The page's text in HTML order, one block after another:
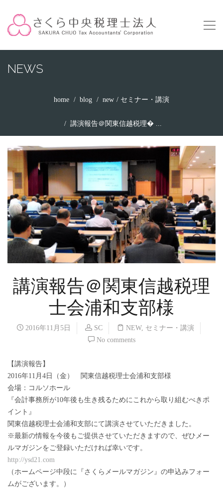
NEWS
home blog new セミナー・講演
講演報告＠関東信越税理� ...
講演報告＠関東信越税理
士会浦和支部様
2016年11月5日 SC NEW, セミナー・講演
No comments
【講演報告】
2016年11月4日（金） 関東信越税理士会浦和支部様
会場：コルソホール
『会計事務所が10年後も生き残るためにこれから取り組むべきポ
イント』
関東信越税理士会浦和支部にて講演させていただきました。
※最新の情報を今後もご提供させていただきますので、ぜひメー
ルマガジンをご登録いただければ幸いです。
http://ysd21.com
（ホームページ中段に『さくらメールマガジン』の申込みフォー
ムがございます。）